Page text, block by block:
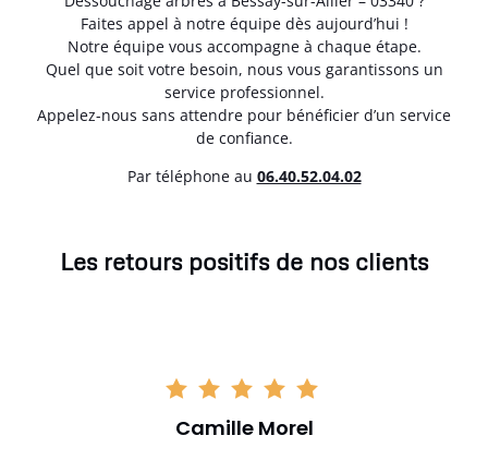
Faites appel à notre équipe dès aujourd’hui !
Notre équipe vous accompagne à chaque étape.
Quel que soit votre besoin, nous vous garantissons un
service professionnel.
Appelez-nous sans attendre pour bénéficier d’un service
de confiance.
Par téléphone au 06.40.52.04.02
Les retours positifs de nos clients
Camille Morel